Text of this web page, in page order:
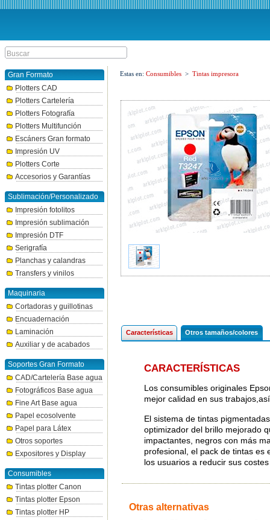
Gran Formato
Plotters CAD
Plotters Cartelería
Plotters Fotografía
Plotters Multifunción
Escáners Gran formato
Impresión UV
Plotters Corte
Accesorios y Garantías
Sublimación/Personalizado
Impresión fotolitos
Impresión sublimación
Impresión DTF
Serigrafía
Planchas y calandras
Transfers y vinilos
Maquinaria
Cortadoras y guillotinas
Encuadernación
Laminación
Auxiliar y de acabados
Soportes Gran Formato
CAD/Cartelería Base agua
Fotográficos Base agua
Fine Art Base agua
Papel ecosolvente
Papel para Látex
Otros soportes
Expositores y Display
Consumibles
Tintas plotter Canon
Tintas plotter Epson
Tintas plotter HP
Estas en: Consumibles > Tintas impresora
Características Otros tamaños/colores
CARACTERÍSTICAS
Los consumibles originales
mejor calidad en sus
El sistema de tintas
optimizador del brillo mejorado
impactantes, negros con más
profesional, el pack de tintas es
los usuarios a reducir sus
Otras alternativas